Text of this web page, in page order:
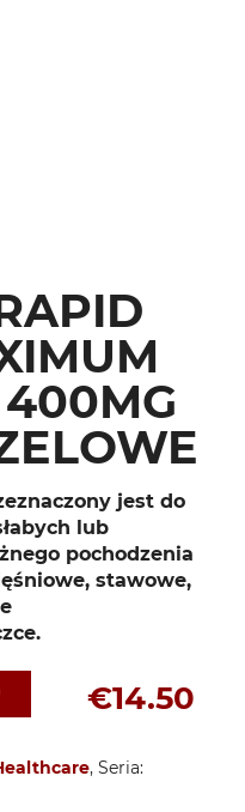
400MG
jest do
lub
pochodzenia
stawowe,
€14.50
, Seria: